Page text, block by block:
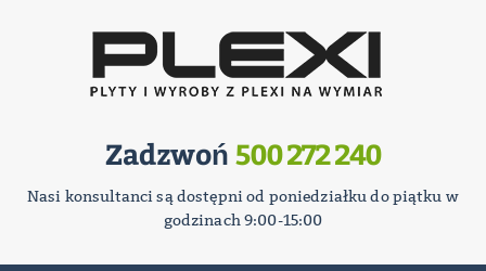
Zadzwoń 500 272 240
Nasi konsultanci są dostępni od poniedziałku do piątku w
godzinach 9:00-15:00